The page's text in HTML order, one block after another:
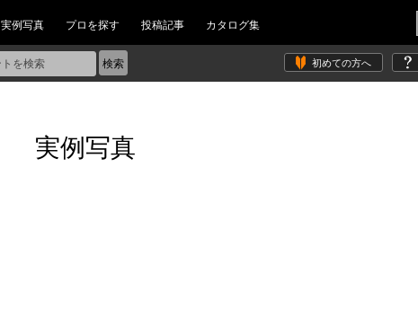
実例写真 プロを探す 投稿記事 カタログ集
初めての方へ
実例写真